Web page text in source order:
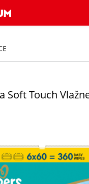
Aqua Soft Touch
Soft Touch